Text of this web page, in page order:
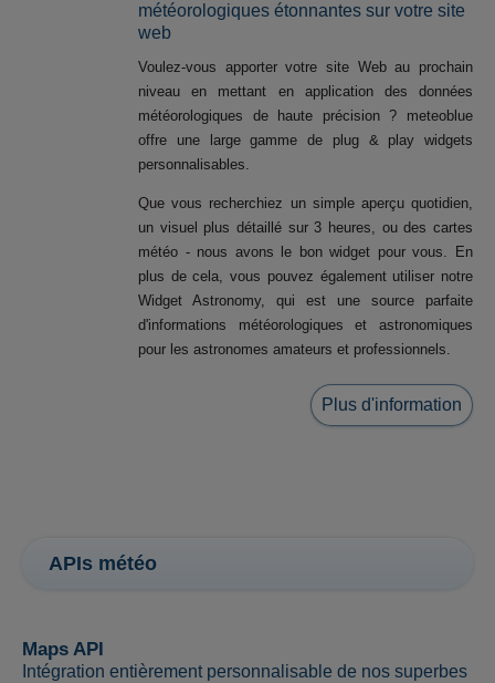
météorologiques étonnantes sur votre site
web
Voulez-vous apporter votre site Web au prochain
niveau en mettant en application des données
météorologiques de haute précision ? meteoblue
offre une large gamme de plug & play widgets
personnalisables.
Que vous recherchiez un simple aperçu quotidien,
un visuel plus détaillé sur 3 heures, ou des cartes
météo - nous avons le bon widget pour vous. En
plus de cela, vous pouvez également utiliser notre
Widget Astronomy, qui est une source parfaite
d'informations météorologiques et astronomiques
pour les astronomes amateurs et professionnels.
Plus d'information
APIs météo
Maps API
Intégration entièrement personnalisable de nos superbes